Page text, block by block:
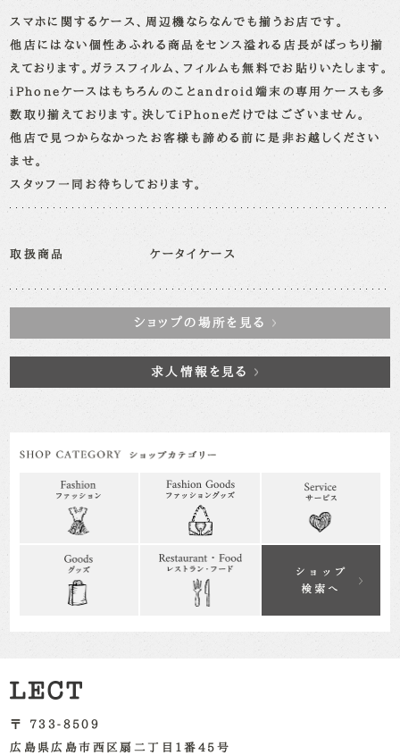
スマホに関するケース、周辺機ならなんでも揃うお店です。
他店にはない個性あふれる商品をセンス溢れる店長がばっちり揃
えております。ガラスフィルム、フィルムも無料でお貼りいたします。
iPhoneケースはもちろんのことandroid端末の専用ケースも多
数取り揃えております。決してiPhoneだけではございません。
他店で見つからなかったお客様も諦める前に是非お越しください
ませ。
スタッフ一同お待ちしております。
取扱商品 ケータイケース
ショップの場所を見る
求人情報を見る
〒 733-8509
広島県広島市西区扇二丁目1番45号